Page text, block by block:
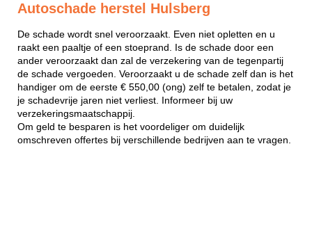
Autoschade herstel Hulsberg
De schade wordt snel veroorzaakt. Even niet opletten en u
raakt een paaltje of een stoeprand. Is de schade door een
ander veroorzaakt dan zal de verzekering van de tegenpartij
de schade vergoeden. Veroorzaakt u de schade zelf dan is het
handiger om de eerste € 550,00 (ong) zelf te betalen, zodat je
je schadevrije jaren niet verliest. Informeer bij uw
verzekeringsmaatschappij.
Om geld te besparen is het voordeliger om duidelijk
omschreven offertes bij verschillende bedrijven aan te vragen.